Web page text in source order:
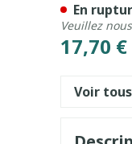
17,70 €
En
Veuillez
Voir